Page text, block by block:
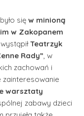
się w minioną
w Zakopanem
Teatrzyk
Rady” , w
zachowań i
zainteresowanie
warsztaty
zabawy dzieci